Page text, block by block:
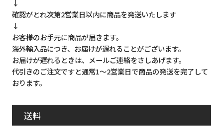
↓
確認がとれ次第2営業日以内に商品を発送いたします
↓
お客様のお手元に商品が届きます。
海外輸入品につき、お届けが遅れることがございます。
お届けが遅れるときは、メールご連絡をさしあげます。
代引きのご注文ですと通常1～2営業日で商品の発送を完了して
おります。
送料